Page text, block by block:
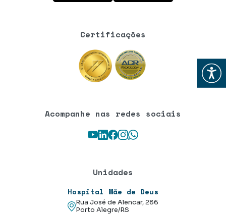
Abrir
Certificações
Acompanhe nas redes sociais
Youtube
LinkedIn
Facebook
Instagram
WhatsApp
Unidades
Hospital Mãe de Deus
Rua José de Alencar, 286
Porto Alegre/RS